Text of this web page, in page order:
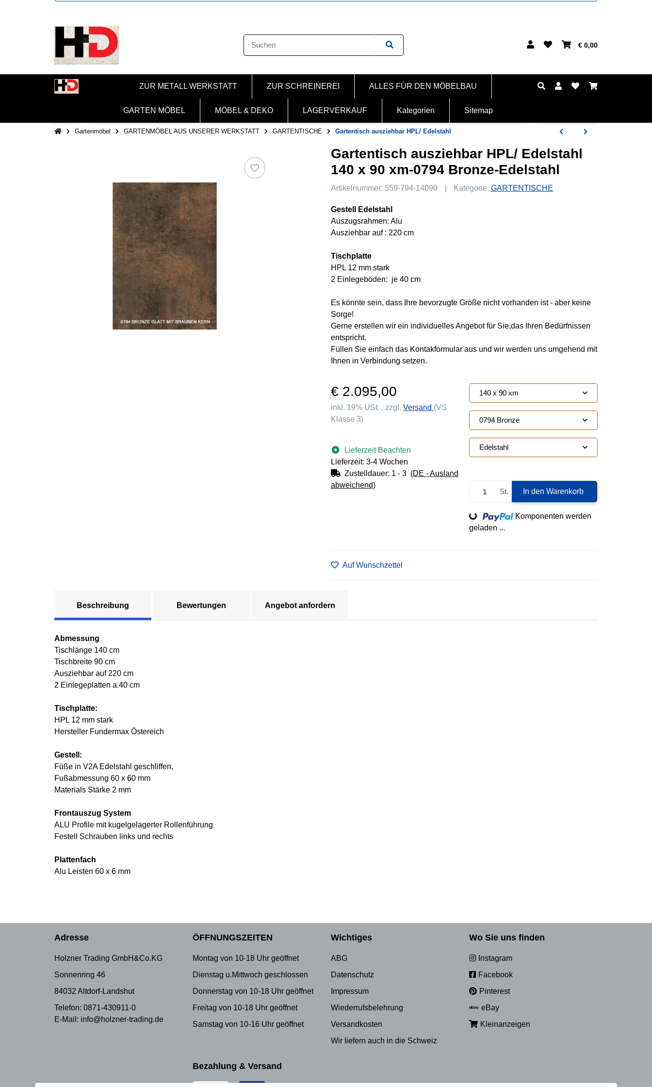
€ 0,00
ZUR METALL WERKSTATT ZUR SCHREINEREI ALLES FÜR DEN MÖBELBAU
GARTEN MÖBEL MÖBEL & DEKO LAGERVERKAUF Kategorien Sitemap
Gartenmöbel GARTENMÖBEL AUS UNSERER WERKSTATT GARTENTISCHE Gartentisch ausziehbar HPL/ Edelstahl
Gartentisch ausziehbar HPL/ Edelstahl
140 x 90 xm-0794 Bronze-Edelstahl
Artikelnummer: 559-794-14090 Kategorie: GARTENTISCHE
Gestell Edelstahl
Auszugsrahmen: Alu
Ausziehbar auf : 220 cm
Tischplatte
HPL 12 mm stark
2 Einlegeböden: je 40 cm
Es könnte sein, dass Ihre bevorzugte Größe nicht vorhanden ist - aber keine
Sorge!
Gerne erstellen wir ein individuelles Angebot für Sie,das Ihren Bedürfnissen
entspricht.
Füllen Sie einfach das Kontakformular aus und wir werden uns umgehend mit
Ihnen in Verbindung setzen.
€ 2.095,00
inkl. 19% USt. , zzgl. Versand (VS
Klasse 3)
Lieferzeit Beachten
Lieferzeit: 3-4 Wochen
Zustelldauer: 1 - 3 (DE - Ausland
abweichend)
140 x 90 xm
0794 Bronze
Edelstahl
St. In den Warenkorb
Loading...
Komponenten werden
geladen ...
Auf Wunschzettel
Beschreibung Bewertungen Angebot anfordern
Abmessung
Tischlänge 140 cm
Tischbreite 90 cm
Ausziehbar auf 220 cm
2 Einlegeplatten a.40 cm
Tischplatte:
HPL 12 mm stark
Hersteller Fundermax Östereich
Gestell:
Füße in V2A Edelstahl geschliffen,
Fußabmessung 60 x 60 mm
Materials Stärke 2 mm
Frontauszug System
ALU Profile mit kugelgelagerter Rollenführung
Festell Schrauben links und rechts
Plattenfach
Alu Leisten 60 x 6 mm
Adresse
Holzner Trading GmbH&Co.KG
Sonnenring 46
84032 Altdorf-Landshut
Telefon: 0871-430911-0
E-Mail: info@holzner-trading.de
ÖFFNUNGSZEITEN
Montag von 10-18 Uhr geöffnet
Dienstag u.Mittwoch geschlossen
Donnerstag von 10-18 Uhr geöffnet
Freitag von 10-18 Uhr geöffnet
Samstag von 10-16 Uhr geöffnet
Wichtiges
ABG
Datenschutz
Impressum
Wiederrufsbelehrung
Versandkosten
Wir liefern auch in die Schweiz
Wo Sie uns finden
Instagram
Facebook
Pinterest
eBay
Kleinanzeigen
Bezahlung & Versand